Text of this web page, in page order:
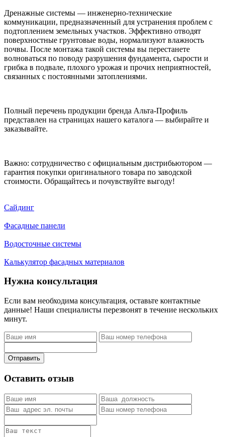
Дренажные системы — инженерно-технические
коммуникации, предназначенный для устранения проблем с
подтоплением земельных участков. Эффективно отводят
поверхностные грунтовые воды, нормализуют влажность
почвы. После монтажа такой системы вы перестанете
волноваться по поводу разрушения фундамента, сырости и
грибка в подвале, плохого урожая и прочих неприятностей,
связанных с постоянными затоплениями.
Полный перечень продукции бренда Альта-Профиль
представлен на страницах нашего каталога — выбирайте и
заказывайте.
Важно: сотрудничество с официальным дистрибьютором —
гарантия покупки оригинального товара по заводской
стоимости. Обращайтесь и почувствуйте выгоду!
Сайдинг
Фасадные панели
Водосточные системы
Калькулятор фасадных материалов
Нужна консультация
Если вам необходима консультация, оставьте контактные
данные! Наши специалисты перезвонят в течение нескольких
минут.
Отправить
Оставить отзыв